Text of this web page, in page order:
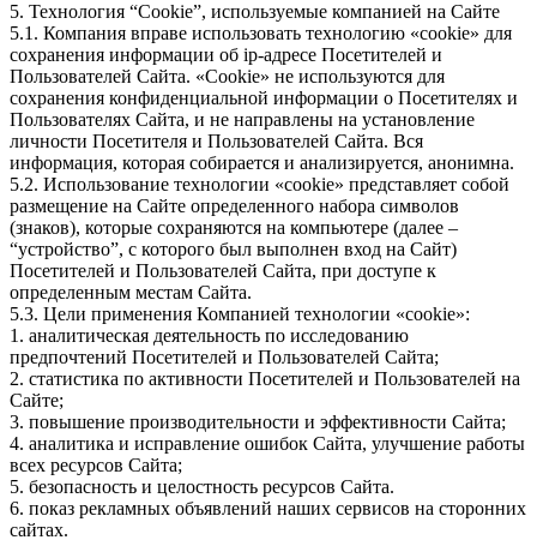
5. Технология “Cookie”, используемые компанией на Сайте
5.1. Компания вправе использовать технологию «cookie» для
сохранения информации об ip-адресе Посетителей и
Пользователей Сайта. «Cookie» не используются для
сохранения конфиденциальной информации о Посетителях и
Пользователях Сайта, и не направлены на установление
личности Посетителя и Пользователей Сайта. Вся
информация, которая собирается и анализируется, анонимна.
5.2. Использование технологии «cookie» представляет собой
размещение на Сайте определенного набора символов
(знаков), которые сохраняются на компьютере (далее –
“устройство”, с которого был выполнен вход на Сайт)
Посетителей и Пользователей Сайта, при доступе к
определенным местам Сайта.
5.3. Цели применения Компанией технологии «cookie»:
1. аналитическая деятельность по исследованию
предпочтений Посетителей и Пользователей Сайта;
2. статистика по активности Посетителей и Пользователей на
Сайте;
3. повышение производительности и эффективности Сайта;
4. аналитика и исправление ошибок Сайта, улучшение работы
всех ресурсов Сайта;
5. безопасность и целостность ресурсов Сайта.
6. показ рекламных объявлений наших сервисов на сторонних
сайтах.